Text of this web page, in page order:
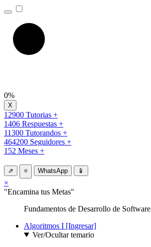
0%
12900 Tutorias +
1406 Respuestas +
11300 Tutorandos +
464200 Seguidores +
152 Meses +
⇗ ⭐ WhatsApp 📱
×
"Encamina tus Metas"
Fundamentos de Desarrollo de Software
Algoritmos I [Ingresar]
Ver/Ocultar temario